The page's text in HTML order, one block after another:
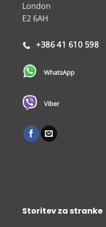
London
E2 6AH
+386 41 610 598
WhatsApp
Viber
Storitev za stranke